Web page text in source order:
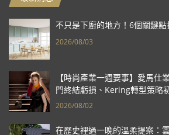
不只是下廚的地方！6個關鍵
2026/08/03
【時尚產業一週要事】愛馬仕
門終結虧損、Kering轉型策略
報亮眼
2026/08/02
在歷史裡過一晚的溫柔提案：